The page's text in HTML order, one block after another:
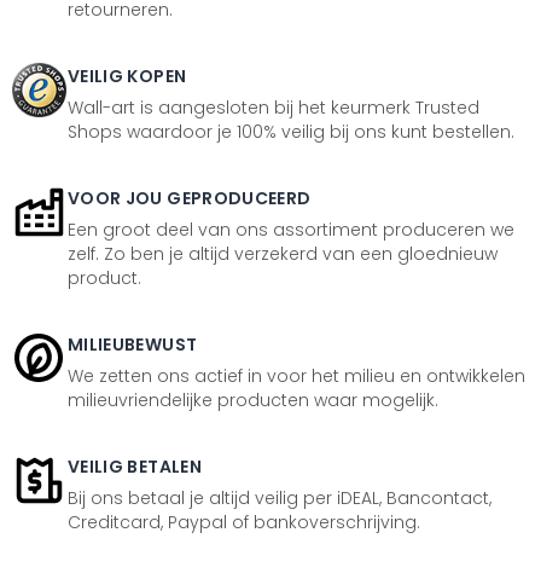
retourneren.
VEILIG KOPEN
Wall-art is aangesloten bij het keurmerk Trusted
Shops waardoor je 100% veilig bij ons kunt bestellen.
VOOR JOU GEPRODUCEERD
Een groot deel van ons assortiment produceren we
zelf. Zo ben je altijd verzekerd van een gloednieuw
product.
MILIEUBEWUST
We zetten ons actief in voor het milieu en ontwikkelen
milieuvriendelijke producten waar mogelijk.
VEILIG BETALEN
Bij ons betaal je altijd veilig per iDEAL, Bancontact,
Creditcard, Paypal of bankoverschrijving.